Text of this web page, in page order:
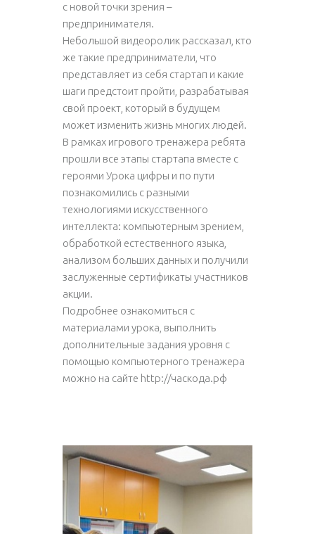
с новой точки зрения –
предпринимателя.
Небольшой видеоролик рассказал, кто
же такие предприниматели, что
представляет из себя стартап и какие
шаги предстоит пройти, разрабатывая
свой проект, который в будущем
может изменить жизнь многих людей.
В рамках игрового тренажера ребята
прошли все этапы стартапа вместе с
героями Урока цифры и по пути
познакомились с разными
технологиями искусственного
интеллекта: компьютерным зрением,
обработкой естественного языка,
анализом больших данных и получили
заслуженные сертификаты участников
акции.
Подробнее ознакомиться с
материалами урока, выполнить
дополнительные задания уровня с
помощью компьютерного тренажера
можно на сайте http://часкода.рф